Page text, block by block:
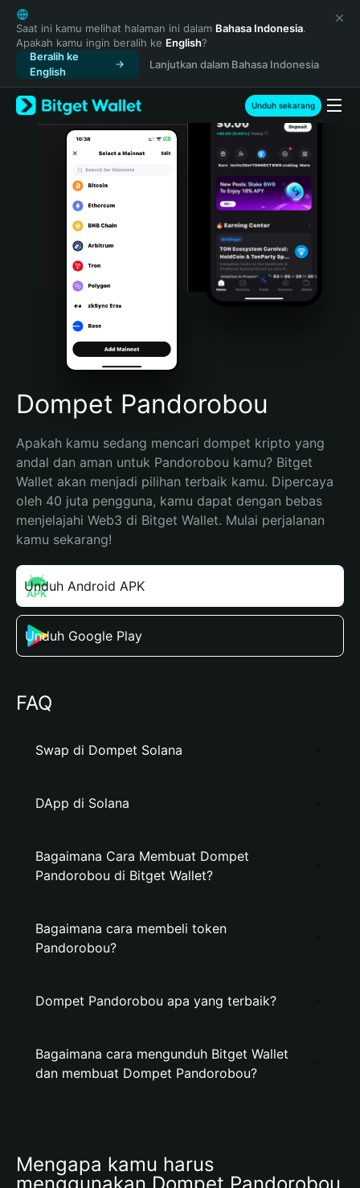
English
日本語
Tiếng Việt
Русский
Español (Latinoamérica)
Türkçe
Italiano
Português (Portugal)
Bahasa Indonesia
Português (Brasil)
Español (Argentina)
Saat ini kamu melihat halaman ini dalam Bahasa Indonesia.
Apakah kamu ingin beralih ke English?
Beralih ke
English
Lanjutkan dalam Bahasa Indonesia
Unduh sekarang
Dompet Pandorobou
Apakah kamu sedang mencari dompet kripto yang
andal dan aman untuk Pandorobou kamu? Bitget
Wallet akan menjadi pilihan terbaik kamu. Dipercaya
oleh 40 juta pengguna, kamu dapat dengan bebas
menjelajahi Web3 di Bitget Wallet. Mulai perjalanan
kamu sekarang!
Unduh Android APK
Unduh Google Play
FAQ
Swap di Dompet Solana
DApp di Solana
Bagaimana Cara Membuat Dompet
Pandorobou di Bitget Wallet?
Bagaimana cara membeli token
Pandorobou?
Dompet Pandorobou apa yang terbaik?
Bagaimana cara mengunduh Bitget Wallet
dan membuat Dompet Pandorobou?
Mengapa kamu harus